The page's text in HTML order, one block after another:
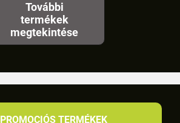
További
termékek
megtekintése
PROMOCIÓS TERMÉKEK